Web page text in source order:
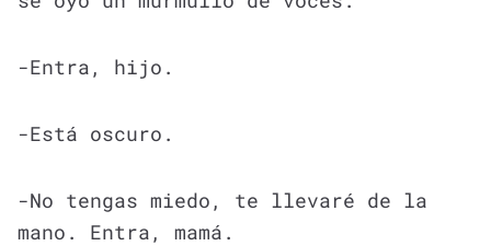
-Entra, hijo.
-Está oscuro.
-No tengas miedo, te llevaré de la
mano. Entra, mamá.